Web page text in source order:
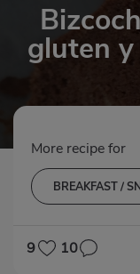
gluten
More recipe for
BREAKFAST /
9 10